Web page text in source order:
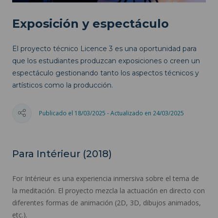
Exposición y espectáculo
El proyecto técnico Licence 3 es una oportunidad para
que los estudiantes produzcan exposiciones o creen un
espectáculo gestionando tanto los aspectos técnicos y
artísticos como la producción.
Publicado el 18/03/2025 - Actualizado en 24/03/2025
Para Intérieur (2018)
For Intérieur es una experiencia inmersiva sobre el tema de
la meditación. El proyecto mezcla la actuación en directo con
diferentes formas de animación (2D, 3D, dibujos animados,
etc.).